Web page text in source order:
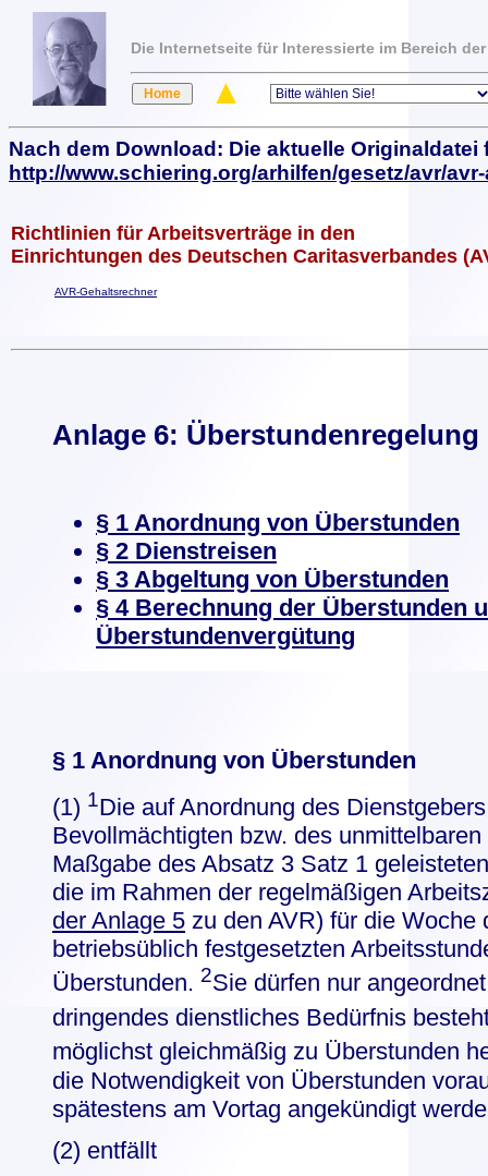
Die Internetseite für Interessierte im Bereich
Nach dem Download: Die aktuelle Originaldatei
http://www.schiering.org/arhilfen/gesetz/avr/
Richtlinien für Arbeitsverträge in den
Einrichtungen des Deutschen Caritasverbandes
AVR-Gehaltsrechner
Anlage 6: Überstundenregelung
§ 1 Anordnung von Überstunden
§ 2 Dienstreisen
§ 3 Abgeltung von Überstunden
§ 4 Berechnung der Überstunden
Überstundenvergütung
§ 1 Anordnung von Überstunden
(1) 1Die auf Anordnung des
Bevollmächtigten bzw. des
Maßgabe des Absatz 3 Satz 1
die im Rahmen der regelmäßigen
der Anlage 5 zu den AVR) für die Woche
betriebsüblich festgesetzten
Überstunden. 2Sie dürfen nur
dringendes dienstliches Bedürfnis
möglichst gleichmäßig zu Überstunden
die Notwendigkeit von Überstunden
spätestens am Vortag angekündigt
(2) entfällt